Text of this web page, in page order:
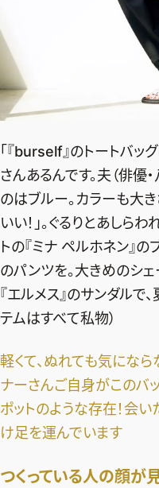
「『burself』のトートバッ
さんあるんです。夫（俳優
のはブルー。カラーも大
いい！」。ぐるりとあしら
トの『ミナ ペルホネン』
のパンツを。大きめのシ
『エルメス』のサンダルで
テムはすべて私物）
軽くて、ぬれても気にな
ナーさんご自身がこのバ
ポットのような存在！ 会い
け足を運んでいます
つくっている人の顔が